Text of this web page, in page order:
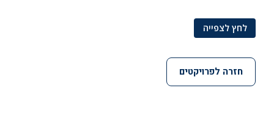
לחץ לצפייה
חזרה לפרויקטים